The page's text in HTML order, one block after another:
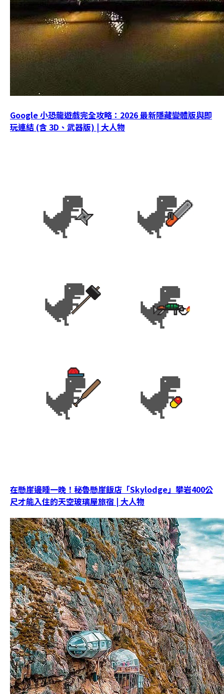
Google 小恐龍遊戲完全攻略：2026 最新隱藏變體版與即
玩連結 (含 3D、武器版) | 大人物
在懸崖邊睡一晚！秘魯懸崖飯店「Skylodge」攀岩400公
尺才能入住的天空玻璃屋旅宿 | 大人物